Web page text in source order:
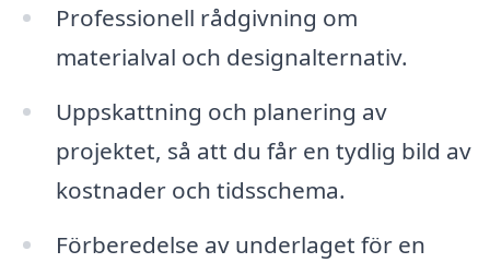
Professionell rådgivning om
materialval och designalternativ.
Uppskattning och planering av
projektet, så att du får en tydlig bild av
kostnader och tidsschema.
Förberedelse av underlaget för en